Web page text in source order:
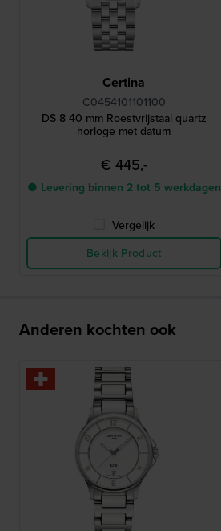
Certina
C0454101101100
DS 8 40 mm Roestvrijstaal quartz
horloge met datum
€ 445,-
● Levering binnen 2 tot 5 werkdagen
Vergelijk
Bekijk Product
Anderen kochten ook